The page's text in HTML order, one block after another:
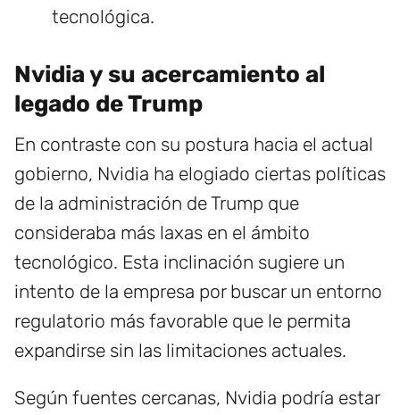
tecnológica.
Nvidia y su acercamiento al
legado de Trump
En contraste con su postura hacia el actual
gobierno, Nvidia ha elogiado ciertas políticas
de la administración de Trump que
consideraba más laxas en el ámbito
tecnológico. Esta inclinación sugiere un
intento de la empresa por buscar un entorno
regulatorio más favorable que le permita
expandirse sin las limitaciones actuales.
Según fuentes cercanas, Nvidia podría estar